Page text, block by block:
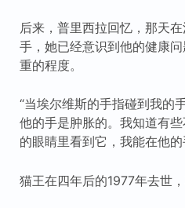
后来，普里西拉回忆，那天
手，她已经意识到他的健康
重的程度。
“当埃尔维斯的手指碰到我的
他的手是肿胀的。我知道有
的眼睛里看到它，我能在他
猫王在四年后的1977年去世，